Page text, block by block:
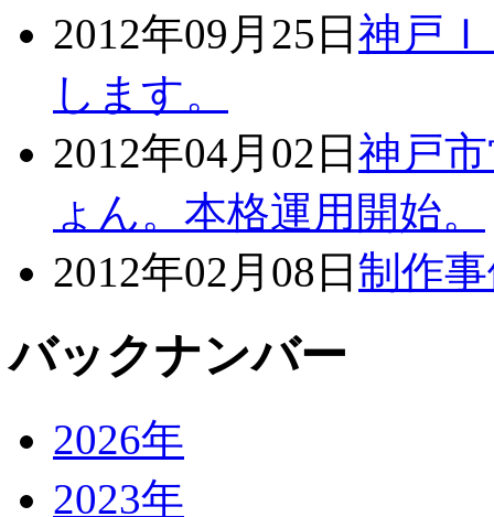
2012年09月25日 神戸
します。
2012年04月02日 神戸
ょん。本格運用開始。
2012年02月08日 制作
バックナンバー
2026年
2023年